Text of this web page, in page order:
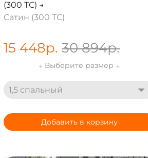
(300 ТС) →
Сатин (300 ТС)
15 448р. 30 894р.
↓ Выберите размер ↓
1,5 спальный
Добавить в корзину